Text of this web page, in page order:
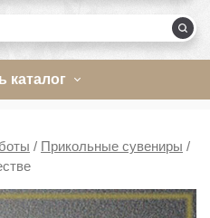
каталог
/ Прикольные сувениры /